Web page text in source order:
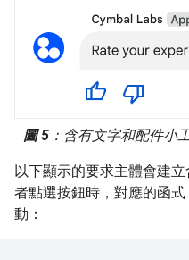
圖 5：含有文字和配件小
以下顯示的要求主體會建
者點選按鈕時，對應的函式
動：